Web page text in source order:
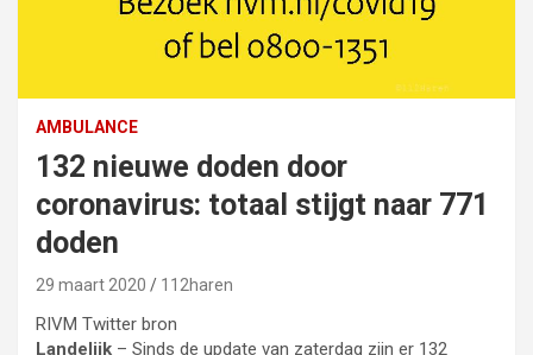
AMBULANCE
132 nieuwe doden door
coronavirus: totaal stijgt naar 771
doden
29 maart 2020 112haren
RIVM Twitter bron
Landelijk – Sinds de update van zaterdag zijn er 132